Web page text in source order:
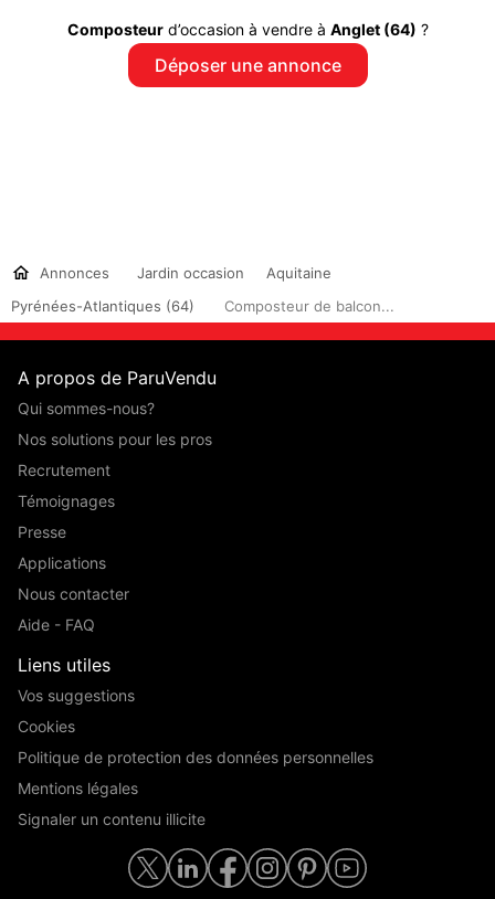
Composteurd’occasion à vendre à Anglet (64) ?
Déposer une annonce
Annonces Jardin occasion
Aquitaine
Pyrénées-Atlantiques (64)
Composteur de balcon...
A propos de ParuVendu
Qui sommes-nous?
Nos solutions pour les pros
Recrutement
Témoignages
Presse
Applications
Nous contacter
Aide - FAQ
Liens utiles
Vos suggestions
Cookies
Politique de protection des données personnelles
Mentions légales
Signaler un contenu illicite